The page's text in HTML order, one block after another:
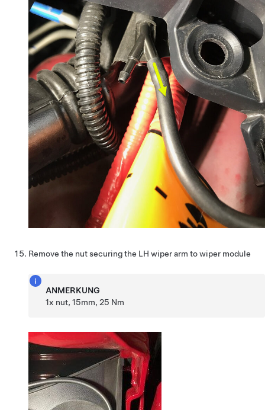
Remove the nut securing the LH wiper arm to wiper module
ANMERKUNG
1x nut, 15mm, 25 Nm